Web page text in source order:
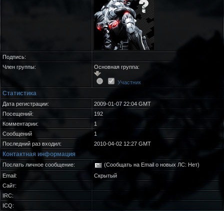
Подпись:
Член группы:
Основная группа:
Участник
Статистика
Дата регистрации:
2009-01-07 22:04 GMT
Посещений:
192
Комментарии:
1
Сообщений
1
Последний раз входил:
2010-04-02 12:27 GMT
Контактная информация
Послать личное сообщение:
(Сообщать на Email о новых ЛС: Нет)
Email:
Скрытый
Сайт:
IRC:
ICQ: